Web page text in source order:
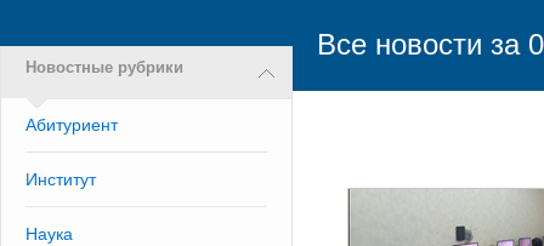
Новостные рубрики
Абитуриент
Институт
Наука
Все новости за